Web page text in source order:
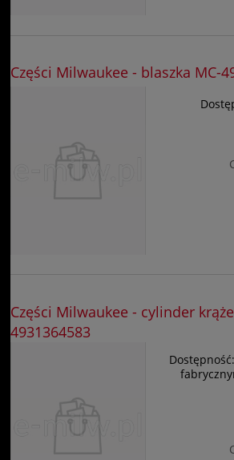
Części Milwaukee - blaszka MC-
Części Milwaukee - cylinder
4931364583
Dostępność: